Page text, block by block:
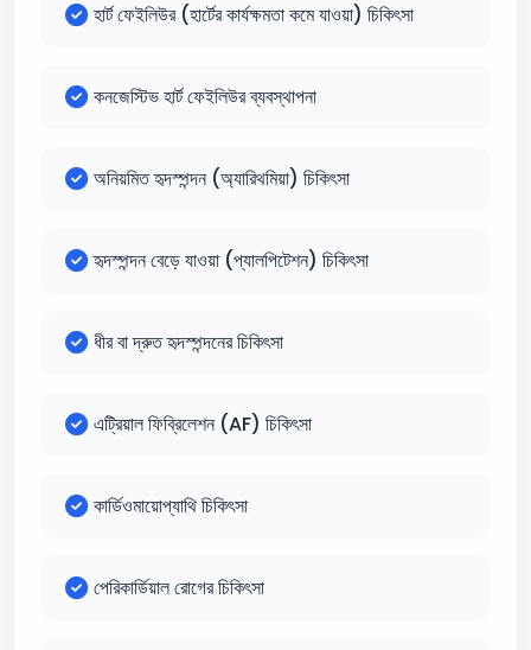
হার্ট ফেইলিউর (হার্টের কার্যক্ষমতা কমে যাওয়া) চিকিৎসা
কনজেস্টিভ হার্ট ফেইলিউর ব্যবস্থাপনা
অনিয়মিত হৃদস্পন্দন (অ্যারিথমিয়া) চিকিৎসা
হৃদস্পন্দন বেড়ে যাওয়া (প্যালপিটেশন) চিকিৎসা
ধীর বা দ্রুত হৃদস্পন্দনের চিকিৎসা
এট্রিয়াল ফিব্রিলেশন (AF) চিকিৎসা
কার্ডিওমায়োপ্যাথি চিকিৎসা
পেরিকার্ডিয়াল রোগের চিকিৎসা